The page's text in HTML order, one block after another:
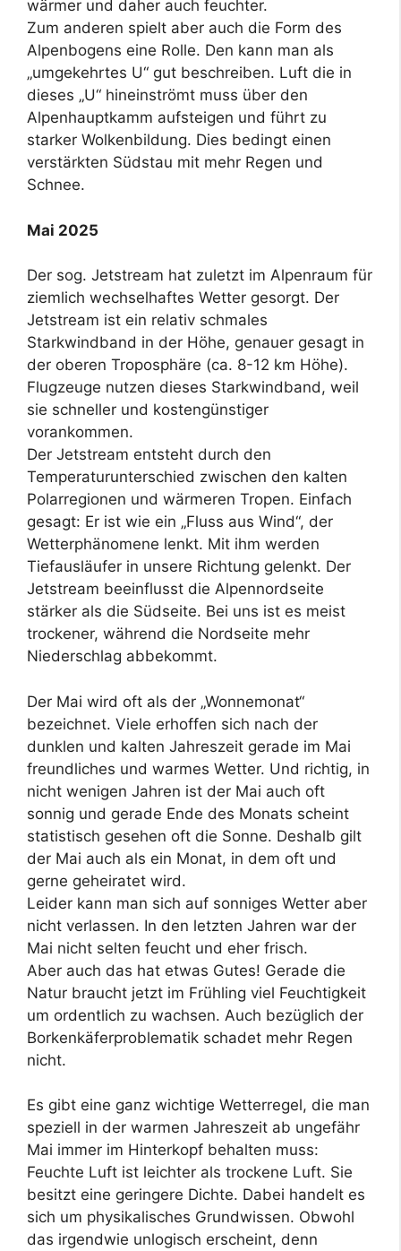
wärmer und daher auch feuchter.
Zum anderen spielt aber auch die Form des
Alpenbogens eine Rolle. Den kann man als
„umgekehrtes U“ gut beschreiben. Luft die in
dieses „U“ hineinströmt muss über den
Alpenhauptkamm aufsteigen und führt zu
starker Wolkenbildung. Dies bedingt einen
verstärkten Südstau mit mehr Regen und
Schnee.
Mai 2025
Der sog. Jetstream hat zuletzt im Alpenraum für
ziemlich wechselhaftes Wetter gesorgt. Der
Jetstream ist ein relativ schmales
Starkwindband in der Höhe, genauer gesagt in
der oberen Troposphäre (ca. 8-12 km Höhe).
Flugzeuge nutzen dieses Starkwindband, weil
sie schneller und kostengünstiger
vorankommen.
Der Jetstream entsteht durch den
Temperaturunterschied zwischen den kalten
Polarregionen und wärmeren Tropen. Einfach
gesagt: Er ist wie ein „Fluss aus Wind“, der
Wetterphänomene lenkt. Mit ihm werden
Tiefausläufer in unsere Richtung gelenkt. Der
Jetstream beeinflusst die Alpennordseite
stärker als die Südseite. Bei uns ist es meist
trockener, während die Nordseite mehr
Niederschlag abbekommt.
Der Mai wird oft als der „Wonnemonat“
bezeichnet. Viele erhoffen sich nach der
dunklen und kalten Jahreszeit gerade im Mai
freundliches und warmes Wetter. Und richtig, in
nicht wenigen Jahren ist der Mai auch oft
sonnig und gerade Ende des Monats scheint
statistisch gesehen oft die Sonne. Deshalb gilt
der Mai auch als ein Monat, in dem oft und
gerne geheiratet wird.
Leider kann man sich auf sonniges Wetter aber
nicht verlassen. In den letzten Jahren war der
Mai nicht selten feucht und eher frisch.
Aber auch das hat etwas Gutes! Gerade die
Natur braucht jetzt im Frühling viel Feuchtigkeit
um ordentlich zu wachsen. Auch bezüglich der
Borkenkäferproblematik schadet mehr Regen
nicht.
Es gibt eine ganz wichtige Wetterregel, die man
speziell in der warmen Jahreszeit ab ungefähr
Mai immer im Hinterkopf behalten muss:
Feuchte Luft ist leichter als trockene Luft. Sie
besitzt eine geringere Dichte. Dabei handelt es
sich um physikalisches Grundwissen. Obwohl
das irgendwie unlogisch erscheint, denn